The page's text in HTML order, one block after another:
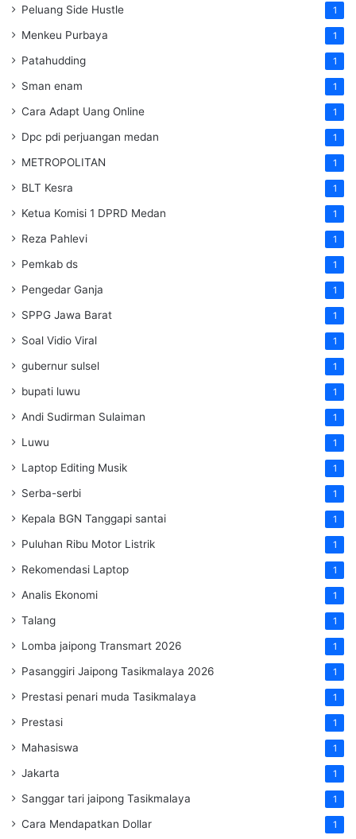
Peluang Side Hustle 1
Menkeu Purbaya 1
Patahudding 1
Sman enam 1
Cara Adapt Uang Online 1
Dpc pdi perjuangan medan 1
METROPOLITAN 1
BLT Kesra 1
Ketua Komisi 1 DPRD Medan 1
Reza Pahlevi 1
Pemkab ds 1
Pengedar Ganja 1
SPPG Jawa Barat 1
Soal Vidio Viral 1
gubernur sulsel 1
bupati luwu 1
Andi Sudirman Sulaiman 1
Luwu 1
Laptop Editing Musik 1
Serba-serbi 1
Kepala BGN Tanggapi santai 1
Puluhan Ribu Motor Listrik 1
Rekomendasi Laptop 1
Analis Ekonomi 1
Talang 1
Lomba jaipong Transmart 2026 1
Pasanggiri Jaipong Tasikmalaya 2026 1
Prestasi penari muda Tasikmalaya 1
Prestasi 1
Mahasiswa 1
Jakarta 1
Sanggar tari jaipong Tasikmalaya 1
Cara Mendapatkan Dollar 1